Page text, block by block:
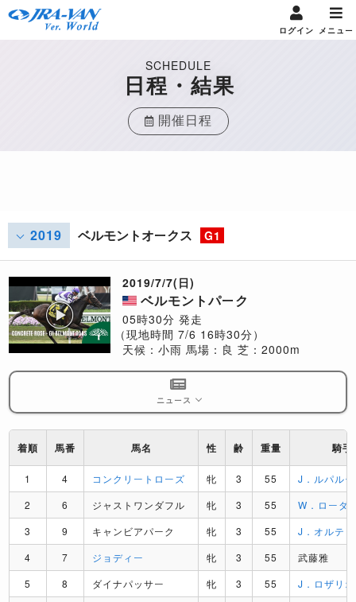
ログイン メニュー
SCHEDULE
日程・結果
開催日程
2019 ベルモントオークス G1
2019/7/7(日)
ベルモントパーク
05時30分 発走
（現地時間 7/6 16時30分）
天候：小雨 馬場：良 芝：2000m
ニュース
着順 馬番 馬名 性 齢 重量 騎手
1 4 コンクリートローズ 牝 3 55
J．ルパルー
2
6 ジャストワンダフル 牝 3 55
W．ローダ
3
9 キャンビアパーク 牝 3 55
J．オルテ
4
7 ジョディー 牝 3 55
武藤雅
5
8 ダイナパッサー 牝 3 55
J．ロザリオ